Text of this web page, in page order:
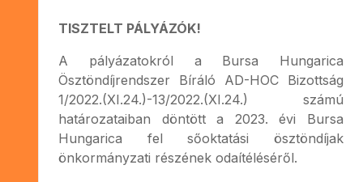
TISZTELT PÁLYÁZÓK!
A pályázatokról a Bursa Hungarica
Ösztöndíjrendszer Bíráló AD-HOC Bizottság
1/2022.(XI.24.)-13/2022.(XI.24.) számú
határozataiban döntött a 2023. évi Bursa
Hungarica fel sőoktatási ösztöndíjak
önkormányzati részének odaítéléséről.